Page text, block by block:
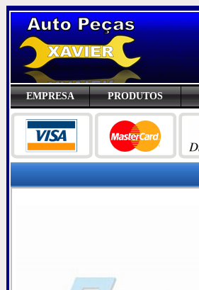
EMPRESA PRODUTOS